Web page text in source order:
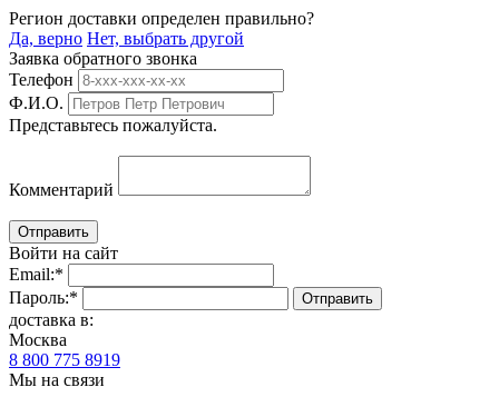
Регион доставки определен правильно?
Да, верно Нет, выбрать другой
Заявка обратного звонка
Телефон
Ф.И.О.
Представьтесь пожалуйста.
Комментарий
Войти на сайт
Email:*
Пароль:*
доставка в:
Москва
8 800 775 8919
Мы на связи